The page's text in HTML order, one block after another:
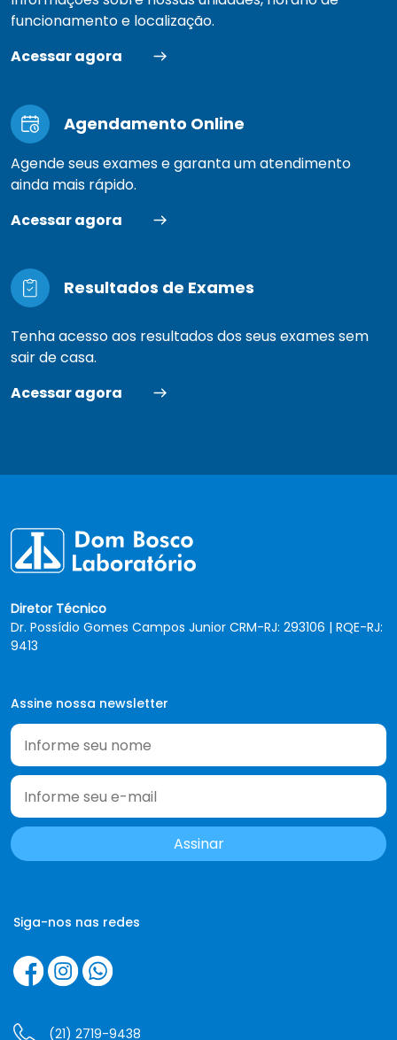
funcionamento e localização.
Acessar agora
Agendamento Online
Agende seus exames e garanta um atendimento
ainda mais rápido.
Acessar agora
Resultados de Exames
Tenha acesso aos resultados dos seus exames sem
sair de casa.
Acessar agora
Diretor Técnico
Dr. Possídio Gomes Campos Junior CRM-RJ: 293106 | RQE-RJ:
9413
Assine nossa newsletter
Siga-nos nas redes
(21) 2719-9438